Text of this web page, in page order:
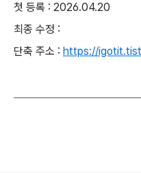
첫 등록 : 2026.04.20
최종 수정 :
단축 주소 : https://